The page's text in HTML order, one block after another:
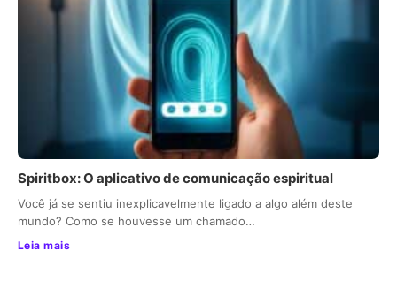
Spiritbox: O aplicativo de comunicação espiritual
Você já se sentiu inexplicavelmente ligado a algo além deste
mundo? Como se houvesse um chamado…
Leia mais